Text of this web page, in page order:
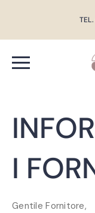
I
Gentile Fornitore,